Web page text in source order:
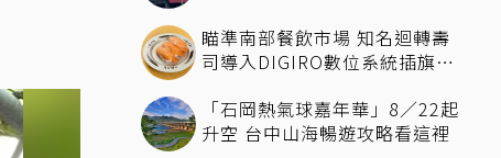
瞄準南部餐飲市場 知名迴轉壽
司導入DIGIRO數位系統插旗台
「石岡熱氣球嘉年華」8／22起
升空 台中山海暢遊攻略看這裡